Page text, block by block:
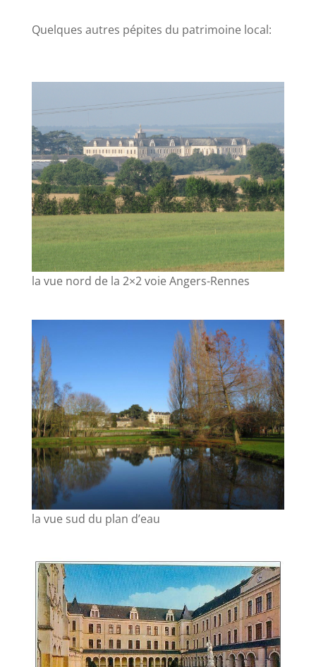
Quelques autres pépites du patrimoine local:
la vue nord de la 2×2 voie Angers-Rennes
la vue sud du plan d’eau